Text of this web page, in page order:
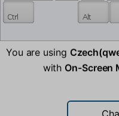
You are using
with On-Screen